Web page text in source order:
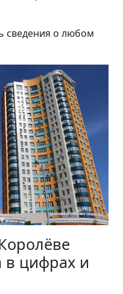
сведения о любом
в цифрах и